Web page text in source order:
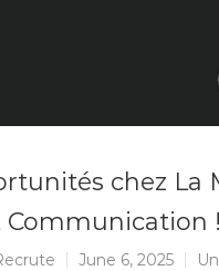
chez La
Communication !
June 6, 2025